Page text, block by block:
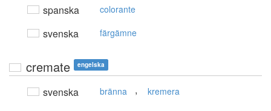
spanska colorante
svenska färgämne
cremate engelska
svenska bränna , kremera